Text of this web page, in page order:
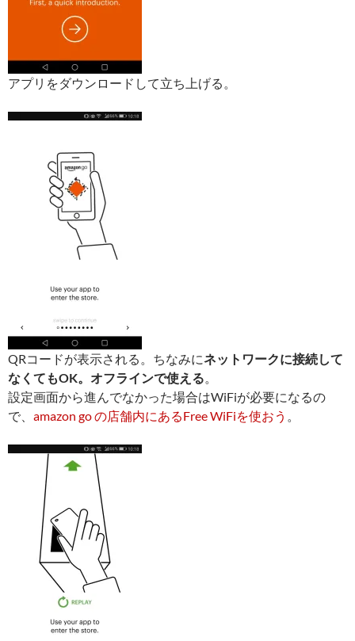
アプリをダウンロードして立ち上げる。
QRコードが表示される。ちなみにネットワークに接続して
なくてもOK。オフラインで使える。
設定画面から進んでなかった場合はWiFiが必要になるの
で、 amazon go の店舗内にあるFree WiFiを使おう 。